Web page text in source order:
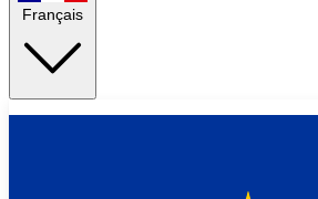
Français